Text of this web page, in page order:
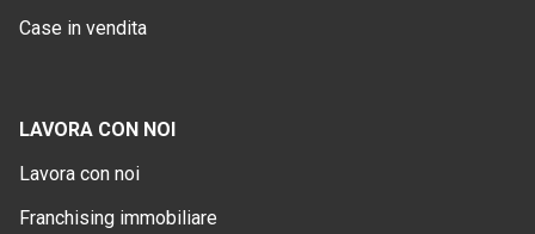
Case in vendita
LAVORA CON NOI
Lavora con noi
Franchising immobiliare